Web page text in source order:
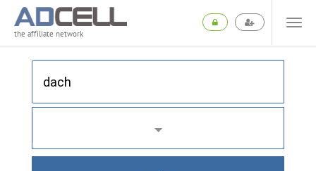
the affiliate network